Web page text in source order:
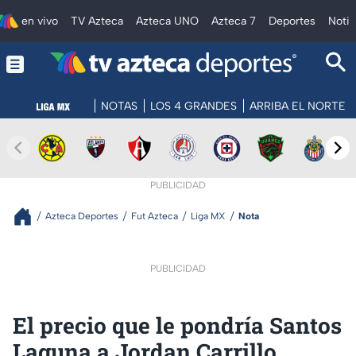
en vivo TV Azteca Azteca UNO Azteca 7 Deportes
NOTAS LOS 4 GRANDES ARRIBA EL NORTE
PUBLICIDAD
Azteca Deportes Fut Azteca Liga MX Nota
PUBLICIDAD
El precio que le pondría Santos